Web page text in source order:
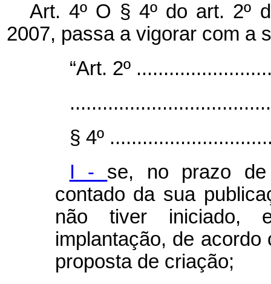
Art. 4º O § 4º do art. 2º
2007, passa a vigorar com a
“Art. 2º
§ 4º
I - se, no prazo
contado da sua
não tiver iniciado,
implantação, de
proposta de criação;